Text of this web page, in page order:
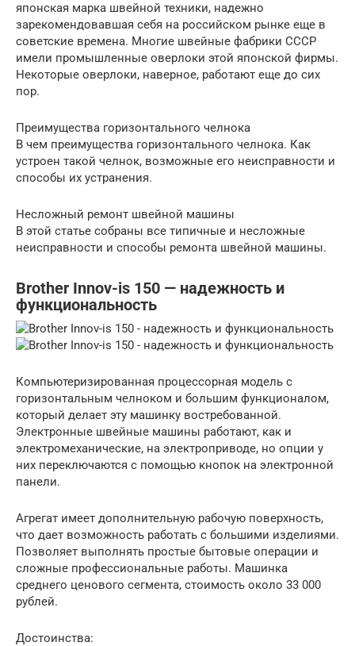
японская марка швейной техники, надежно
зарекомендовавшая себя на российском рынке еще в
советские времена. Многие швейные фабрики СССР
имели промышленные оверлоки этой японской фирмы.
Некоторые оверлоки, наверное, работают еще до сих
пор.
Преимущества горизонтального челнока
В чем преимущества горизонтального челнока. Как
устроен такой челнок, возможные его неисправности и
способы их устранения.
Несложный ремонт швейной машины
В этой статье собраны все типичные и несложные
неисправности и способы ремонта швейной машины.
Brother Innov-is 150 — надежность и
функциональность
Компьютеризированная процессорная модель с
горизонтальным челноком и большим функционалом,
который делает эту машинку востребованной.
Электронные швейные машины работают, как и
электромеханические, на электроприводе, но опции у
них переключаются с помощью кнопок на электронной
панели.
Агрегат имеет дополнительную рабочую поверхность,
что дает возможность работать с большими изделиями.
Позволяет выполнять простые бытовые операции и
сложные профессиональные работы. Машинка
среднего ценового сегмента, стоимость около 33 000
рублей.
Достоинства: